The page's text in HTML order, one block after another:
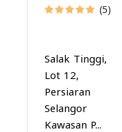
(5)
Salak Tinggi,
Lot 12,
Persiaran
Selangor
Kawasan P...